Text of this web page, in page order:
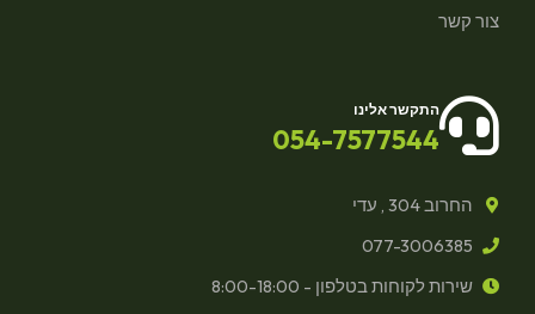
צור קשר
התקשר אלינו
054-7577544
החרוב 304 , עדי
077-3006385
שירות לקוחות בטלפון - 8:00-18:00